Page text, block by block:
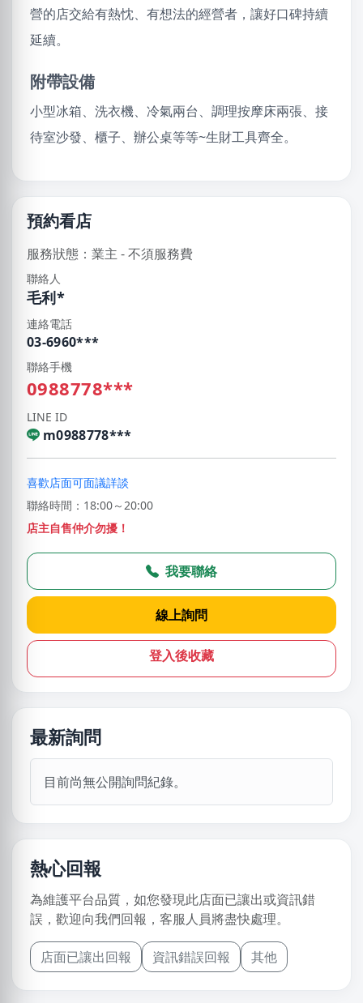
營的店交給有熱忱、有想法的經營者，讓好口碑持續
延續。
附帶設備
小型冰箱、洗衣機、冷氣兩台、調理按摩床兩張、接
待室沙發、櫃子、辦公桌等等~生財工具齊全。
預約看店
服務狀態：業主 - 不須服務費
聯絡人
毛利*
連絡電話
03-6960***
聯絡手機
0988778***
LINE ID
m0988778***
喜歡店面可面議詳談
聯絡時間：18:00～20:00
店主自售仲介勿擾！
我要聯絡
線上詢問
登入後收藏
最新詢問
目前尚無公開詢問紀錄。
熱心回報
為維護平台品質，如您發現此店面已讓出或資訊錯
誤，歡迎向我們回報，客服人員將盡快處理。
店面已讓出回報 資訊錯誤回報 其他